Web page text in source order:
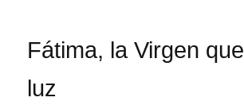
Fátima, la Virgen
luz